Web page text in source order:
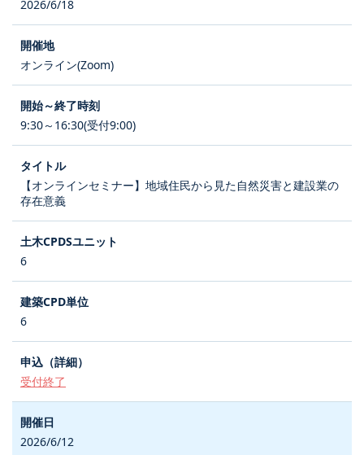
2026/6/18
オンライン(Zoom)
9:30～16:30(受付9:00)
【オンラインセミナー】地域住民から見た自然災害と建設業の
存在意義
6
6
受付終了
2026/6/12